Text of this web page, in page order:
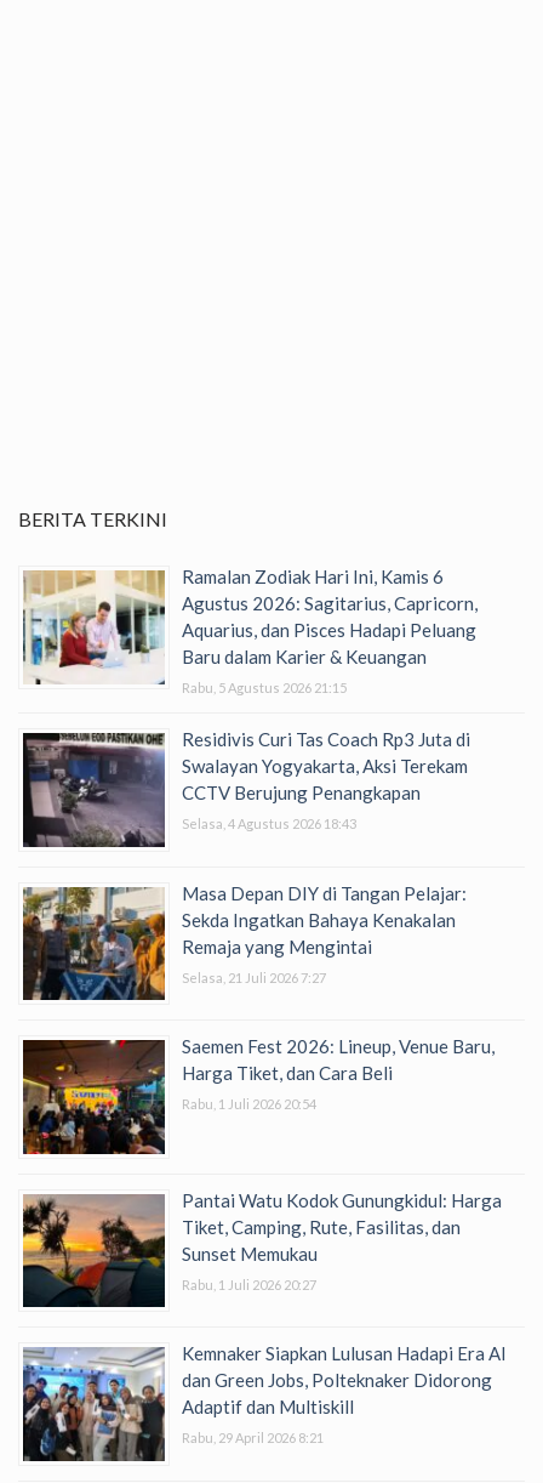
BERITA TERKINI
Ramalan Zodiak Hari Ini, Kamis 6
Agustus 2026: Sagitarius, Capricorn,
Aquarius, dan Pisces Hadapi Peluang
Baru dalam Karier & Keuangan
Rabu, 5 Agustus 2026 21:15
Residivis Curi Tas Coach Rp3 Juta di
Swalayan Yogyakarta, Aksi Terekam
CCTV Berujung Penangkapan
Selasa, 4 Agustus 2026 18:43
Masa Depan DIY di Tangan Pelajar:
Sekda Ingatkan Bahaya Kenakalan
Remaja yang Mengintai
Selasa, 21 Juli 2026 7:27
Saemen Fest 2026: Lineup, Venue Baru,
Harga Tiket, dan Cara Beli
Rabu, 1 Juli 2026 20:54
Pantai Watu Kodok Gunungkidul: Harga
Tiket, Camping, Rute, Fasilitas, dan
Sunset Memukau
Rabu, 1 Juli 2026 20:27
Kemnaker Siapkan Lulusan Hadapi Era AI
dan Green Jobs, Polteknaker Didorong
Adaptif dan Multiskill
Rabu, 29 April 2026 8:21